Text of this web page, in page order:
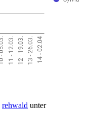
rehwald unter